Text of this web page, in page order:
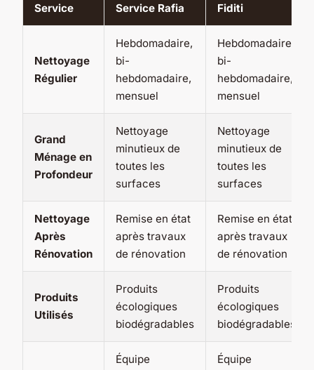
Service Service Rafia Fiditi
Nettoyage
Régulier
Hebdomadaire,
bi-
hebdomadaire,
mensuel
Hebdomadaire,
bi-
hebdomadaire,
mensuel
Grand
Ménage en
Profondeur
Nettoyage
minutieux de
toutes les
surfaces
Nettoyage
minutieux de
toutes les
surfaces
Nettoyage
Après
Rénovation
Remise en état
après travaux
de rénovation
Remise en état
après travaux
de rénovation
Produits
Utilisés
Produits
écologiques
biodégradables
Produits
écologiques
biodégradables
Équipe
Équipe